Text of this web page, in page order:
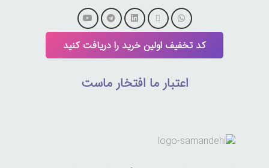
کد تخفیف اولین خرید را دریافت کنید
اعتبار ما افتخار ماست